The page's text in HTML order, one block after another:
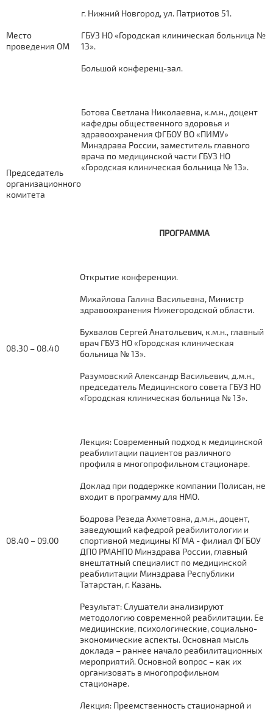
Место
проведения ОМ
г. Нижний Новгород, ул. Патриотов 51.
ГБУЗ НО «Городская клиническая больница №
13».
Большой конференц-зал.
Председатель
организационного
комитета
Ботова Светлана Николаевна, к.м.н., доцент
кафедры общественного здоровья и
здравоохранения ФГБОУ ВО «ПИМУ»
Минздрава России, заместитель главного
врача по медицинской части ГБУЗ НО
«Городская клиническая больница № 13».
ПРОГРАММА
08.30 – 08.40
Открытие конференции.
Михайлова Галина Васильевна, Министр
здравоохранения Нижегородской области.
Бухвалов Сергей Анатольевич, к.м.н., главный
врач ГБУЗ НО «Городская клиническая
больница № 13».
Разумовский Александр Васильевич, д.м.н.,
председатель Медицинского совета ГБУЗ НО
«Городская клиническая больница № 13».
08.40 – 09.00
Лекция: Современный подход к медицинской
реабилитации пациентов различного
профиля в многопрофильном стационаре.
Доклад при поддержке компании Полисан, не
входит в программу для НМО.
Бодрова Резеда Ахметовна, д.м.н., доцент,
заведующий кафедрой реабилитологии и
спортивной медицины КГМА - филиал ФГБОУ
ДПО РМАНПО Минздрава России, главный
внештатный специалист по медицинской
реабилитации Минздрава Республики
Татарстан, г. Казань.
Результат: Слушатели анализируют
методологию современной реабилитации. Ее
медицинские, психологические, социально-
экономические аспекты. Основная мысль
доклада – раннее начало реабилитационных
мероприятий. Основной вопрос – как их
организовать в многопрофильном
стационаре.
Лекция: Преемственность стационарной и